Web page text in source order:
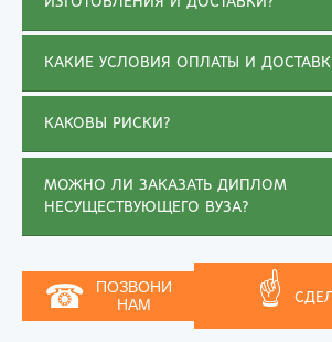
КАКИЕ УСЛОВИЯ ОПЛАТЫ И
КАКОВЫ РИСКИ?
МОЖНО ЛИ ЗАКАЗАТЬ ДИПЛОМ
НЕСУЩЕСТВУЮЩЕГО ВУЗА?
☎
ПОЗВОНИ
НАМ
☝